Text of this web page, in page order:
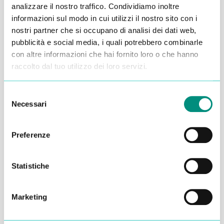
analizzare il nostro traffico. Condividiamo inoltre
informazioni sul modo in cui utilizzi il nostro sito con i
nostri partner che si occupano di analisi dei dati web,
pubblicità e social media, i quali potrebbero combinarle
con altre informazioni che hai fornito loro o che hanno
raccolto dal tuo utilizzo dei loro servizi.
delNecessari
Preferenze
Statistiche
Marketing
Alessandro Alfonsetti
entro 48 ore